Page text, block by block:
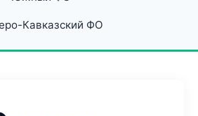
Кавказский ФО